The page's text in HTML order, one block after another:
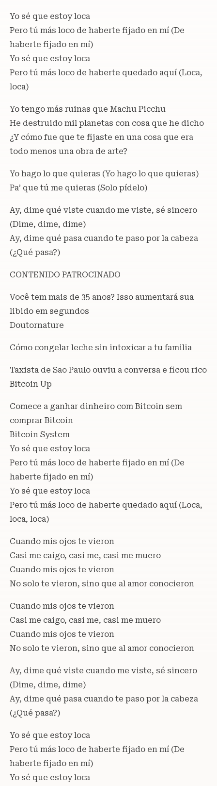
Yo sé que estoy loca
Pero tú más loco de haberte fijado en mí (De
haberte fijado en mí)
Yo sé que estoy loca
Pero tú más loco de haberte quedado aquí (Loca,
loca)
Yo tengo más ruinas que Machu Picchu
He destruido mil planetas con cosa que he dicho
¿Y cómo fue que te fijaste en una cosa que era
todo menos una obra de arte?
Yo hago lo que quieras (Yo hago lo que quieras)
Pa’ que tú me quieras (Solo pídelo)
Ay, dime qué viste cuando me viste, sé sincero
(Dime, dime, dime)
Ay, dime qué pasa cuando te paso por la cabeza
(¿Qué pasa?)
CONTENIDO PATROCINADO
Você tem mais de 35 anos? Isso aumentará sua
libido em segundos
Doutornature
Cómo congelar leche sin intoxicar a tu familia
Taxista de São Paulo ouviu a conversa e ficou rico
Bitcoin Up
Comece a ganhar dinheiro com Bitcoin sem
comprar Bitcoin
Bitcoin System
Yo sé que estoy loca
Pero tú más loco de haberte fijado en mí (De
haberte fijado en mí)
Yo sé que estoy loca
Pero tú más loco de haberte quedado aquí (Loca,
loca, loca)
Cuando mis ojos te vieron
Casi me caigo, casi me, casi me muero
Cuando mis ojos te vieron
No solo te vieron, sino que al amor conocieron
Cuando mis ojos te vieron
Casi me caigo, casi me, casi me muero
Cuando mis ojos te vieron
No solo te vieron, sino que al amor conocieron
Ay, dime qué viste cuando me viste, sé sincero
(Dime, dime, dime)
Ay, dime qué pasa cuando te paso por la cabeza
(¿Qué pasa?)
Yo sé que estoy loca
Pero tú más loco de haberte fijado en mí (De
haberte fijado en mí)
Yo sé que estoy loca